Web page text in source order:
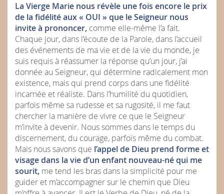
La Vierge Marie nous révèle une fois encore le prix
de la fidélité aux « OUI » que le Seigneur nous
invite à prononcer, comme elle-même l’a fait.
Chaque jour, dans l’écoute de la Parole, dans l’accueil
des événements de ma vie et de la vie du monde, je
suis requis à réassumer la réponse qu’un jour, j’ai
donnée au Seigneur, qui détermine radicalement mon
existence, mais qui prend corps dans une fidélité
incarnée et réaliste. Dans l’humilité du quotidien,
parfois même sa rudesse et sa rugosité, il me faut
chercher la manière de vivre ce que le Seigneur
m’invite à devenir. Nous sommes dans le temps du
discernement, du courage, parfois même du combat.
Mais nous savons que l’appel de Dieu prend forme et
visage dans la vie d’un enfant nouveau-né qui me
sourit, me tend les bras dans la simplicité pour me
guider et m’accompagner sur le chemin que Dieu